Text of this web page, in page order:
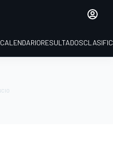
CALENDARIORESULTADOS